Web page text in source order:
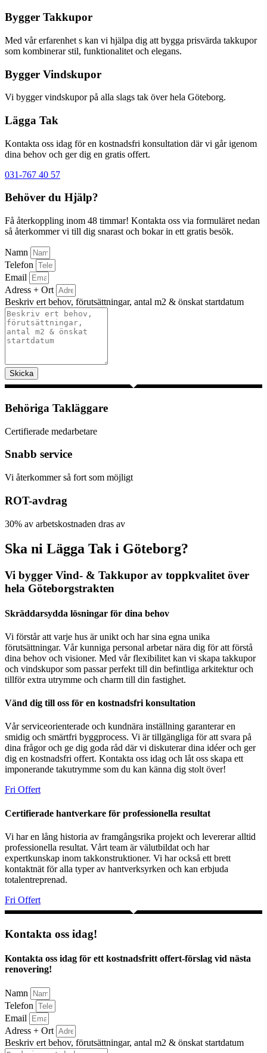
Bygger Takkupor
Med vår erfarenhet s kan vi hjälpa dig att bygga prisvärda takkupor
som kombinerar stil, funktionalitet och elegans.
Bygger Vindskupor
Vi bygger vindskupor på alla slags tak över hela Göteborg.
Lägga Tak
Kontakta oss idag för en kostnadsfri konsultation där vi går igenom
dina behov och ger dig en gratis offert.
031-767 40 57
Behöver du Hjälp?
Få återkoppling inom 48 timmar! Kontakta oss via formuläret nedan
så återkommer vi till dig snarast och bokar in ett gratis besök.
Namn
Telefon
Email
Adress + Ort
Beskriv ert behov, förutsättningar, antal m2 & önskat startdatum
Skicka
Behöriga Takläggare
Certifierade medarbetare
Snabb service
Vi återkommer så fort som möjligt
ROT-avdrag
30% av arbetskostnaden dras av
Ska ni Lägga Tak i Göteborg?
Vi bygger Vind- & Takkupor av toppkvalitet över
hela Göteborgstrakten
Skräddarsydda lösningar för dina behov
Vi förstår att varje hus är unikt och har sina egna unika
förutsättningar. Vår kunniga personal arbetar nära dig för att förstå
dina behov och visioner. Med vår flexibilitet kan vi skapa takkupor
och vindskupor som passar perfekt till din befintliga arkitektur och
tillför extra utrymme och charm till din fastighet.
Vänd dig till oss för en kostnadsfri konsultation
Vår serviceorienterade och kundnära inställning garanterar en
smidig och smärtfri byggprocess. Vi är tillgängliga för att svara på
dina frågor och ge dig goda råd där vi diskuterar dina idéer och ger
dig en kostnadsfri offert. Kontakta oss idag och låt oss skapa ett
imponerande takutrymme som du kan känna dig stolt över!
Fri Offert
Certifierade hantverkare för professionella resultat
Vi har en lång historia av framgångsrika projekt och levererar alltid
professionella resultat. Vårt team är välutbildat och har
expertkunskap inom takkonstruktioner. Vi har också ett brett
kontaktnät för alla typer av hantverksyrken och kan erbjuda
totalentreprenad.
Fri Offert
Kontakta oss idag!
Kontakta oss idag för ett kostnadsfritt offert-förslag vid nästa
renovering!
Namn
Telefon
Email
Adress + Ort
Beskriv ert behov, förutsättningar, antal m2 & önskat startdatum